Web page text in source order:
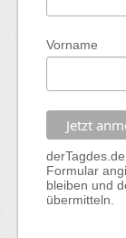
Vorname
Formular
bleiben und
übermitteln.